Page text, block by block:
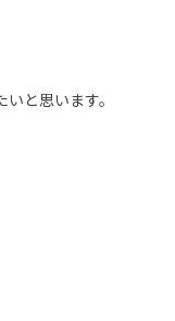
と思います。